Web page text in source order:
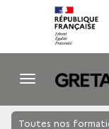
Toutes nos